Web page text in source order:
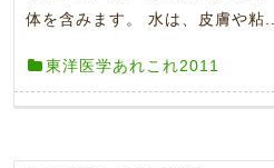
体を含みます。 水は、皮膚や粘...
東洋医学あれこれ2011